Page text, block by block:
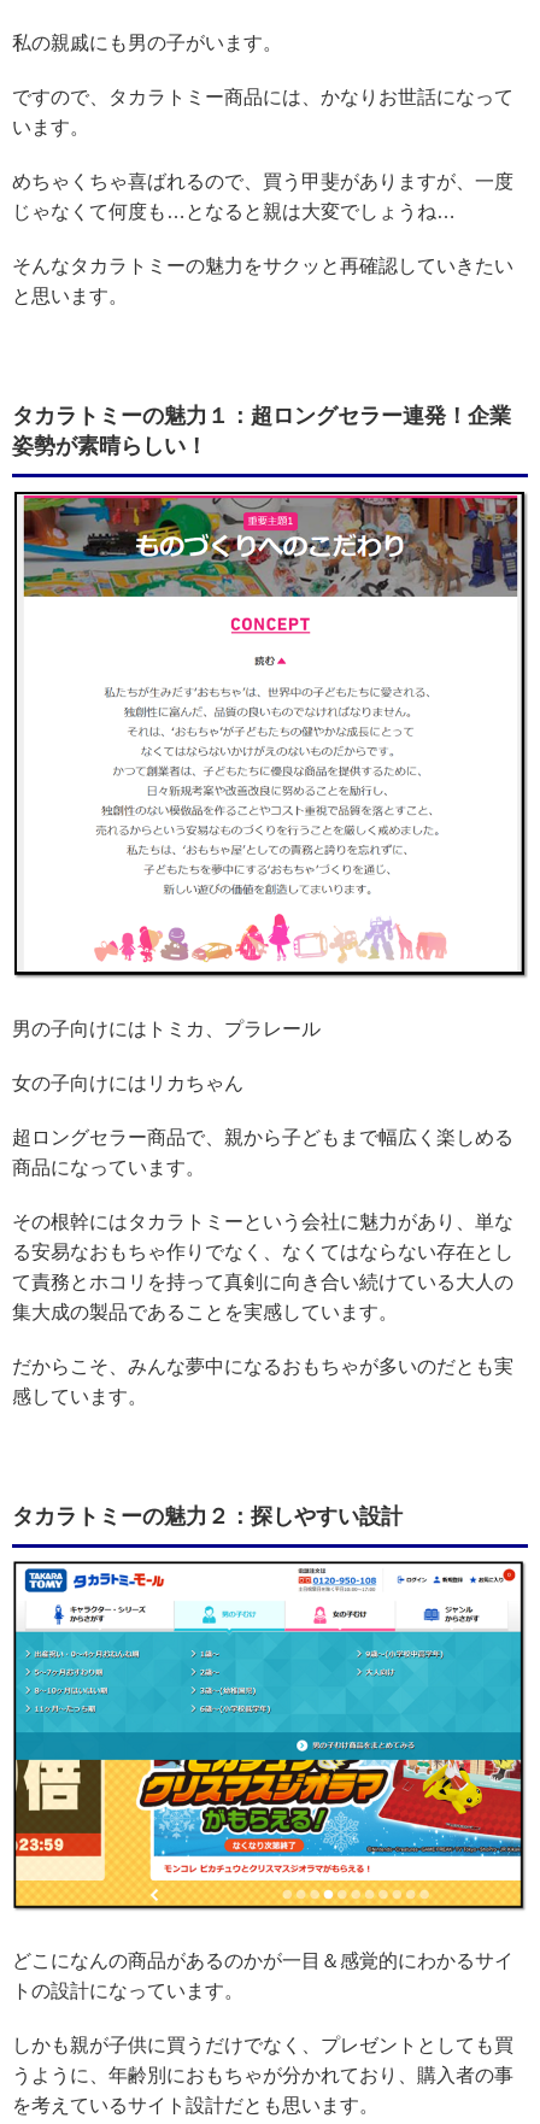
私の親戚にも男の子がいます。
ですので、タカラトミー商品には、かなりお世話になって
います。
めちゃくちゃ喜ばれるので、買う甲斐がありますが、一度
じゃなくて何度も…となると親は大変でしょうね…
そんなタカラトミーの魅力をサクッと再確認していきたい
と思います。
タカラトミーの魅力１：超ロングセラー連発！企業
姿勢が素晴らしい！
男の子向けにはトミカ、プラレール
女の子向けにはリカちゃん
超ロングセラー商品で、親から子どもまで幅広く楽しめる
商品になっています。
その根幹にはタカラトミーという会社に魅力があり、単な
る安易なおもちゃ作りでなく、なくてはならない存在とし
て責務とホコリを持って真剣に向き合い続けている大人の
集大成の製品であることを実感しています。
だからこそ、みんな夢中になるおもちゃが多いのだとも実
感しています。
タカラトミーの魅力２：探しやすい設計
どこになんの商品があるのかが一目＆感覚的にわかるサイ
トの設計になっています。
しかも親が子供に買うだけでなく、プレゼントとしても買
うように、年齢別におもちゃが分かれており、購入者の事
を考えているサイト設計だとも思います。